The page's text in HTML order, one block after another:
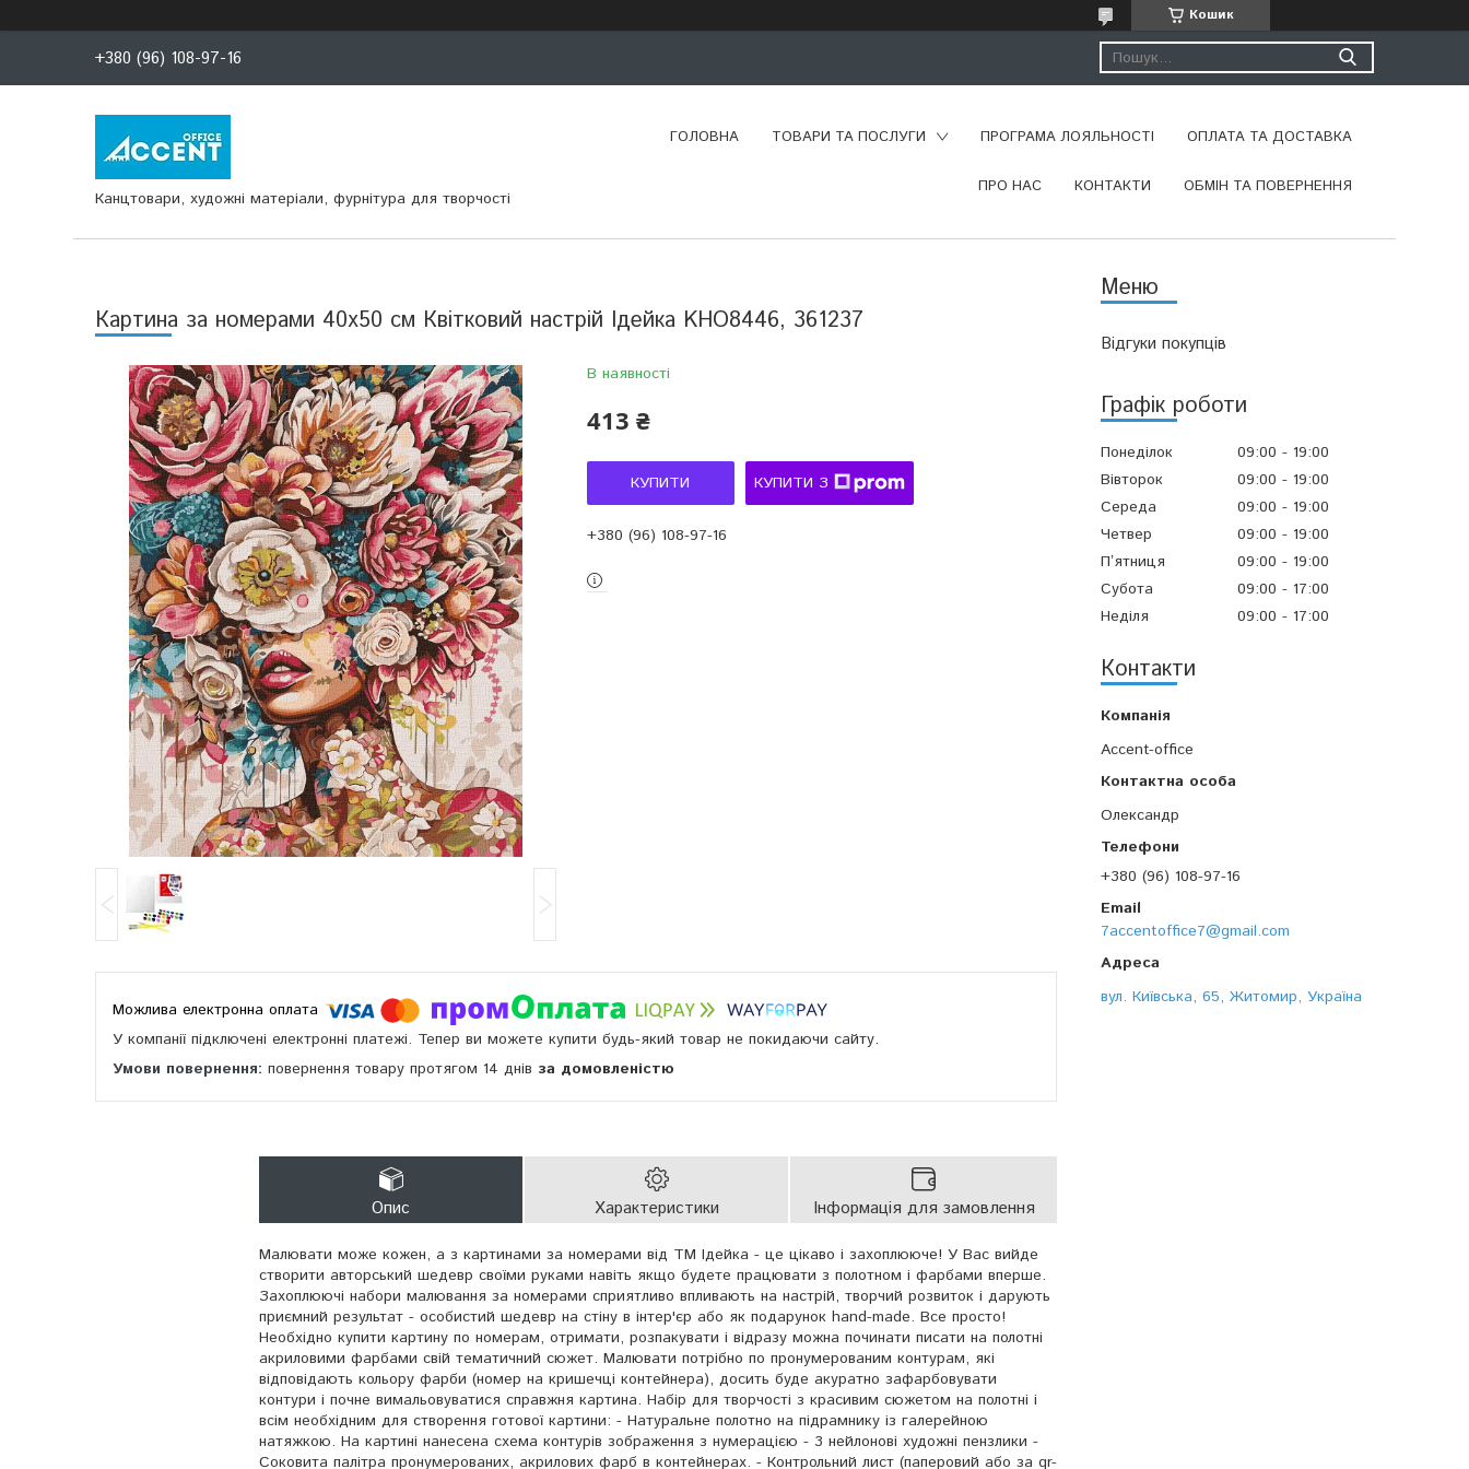
Кошик
+380 (96) 108-97-16
Канцтовари, художні матеріали, фурнітура для творчості
ГОЛОВНА ТОВАРИ ТА ПОСЛУГИ ПРОГРАМА ЛОЯЛЬНОСТІ ОПЛАТА ТА ДОСТАВКА
ПРО НАС КОНТАКТИ ОБМІН ТА ПОВЕРНЕННЯ
Відгуки покупців
Графік роботи
Понеділок 09:00
19:00
Вівторок
09:00
19:00
Середа
09:00
19:00
Четвер
09:00
19:00
Пʼятниця
09:00
19:00
Субота
09:00
17:00
Неділя
09:00 17:00
Контакти
Accent-office
Олександр
+380 (96) 108-97-16
7accentoffice7@gmail.com
вул. Київська, 65, Житомир, Україна
Картина за номерами 40x50 см Квітковий настрій Ідейка KHO8446, 361237
В наявності
413 ₴
КУПИТИ КУПИТИ З
+380 (96) 108-97-16
У компанії підключені електронні платежі. Тепер ви можете купити будь-який товар не покидаючи сайту.
повернення товару протягом 14 днів за домовленістю
Опис Характеристики Інформація для замовлення
Малювати може кожен, а з картинами за номерами від ТМ Ідейка - це цікаво і захоплююче! У Вас вийде
створити авторський шедевр своїми руками навіть якщо будете працювати з полотном і фарбами вперше.
Захоплюючі набори малювання за номерами сприятливо впливають на настрій, творчий розвиток і дарують
приємний результат - особистий шедевр на стіну в інтер'єр або як подарунок hand-made. Все просто!
Необхідно купити картину по номерам, отримати, розпакувати і відразу можна починати писати на полотні
акриловими фарбами свій тематичний сюжет. Малювати потрібно по пронумерованим контурам, які
відповідають кольору фарби (номер на кришечці контейнера), досить буде акуратно зафарбовувати
контури і почне вимальовуватися справжня картина. Набір для творчості з красивим сюжетом на полотні і
всім необхідним для створення готової картини: - Натуральне полотно на підрамнику із галерейною
натяжкою. На картині нанесена схема контурів зображення з нумерацією - 3 нейлонові художні пензлики -
Соковита палітра пронумерованих, акрилових фарб в контейнерах. - Контрольний лист (паперовий або за qr-